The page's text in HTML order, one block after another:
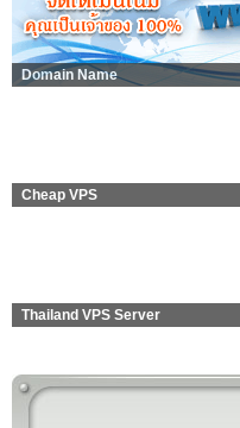
Domain Name
Cheap VPS
Thailand VPS Server